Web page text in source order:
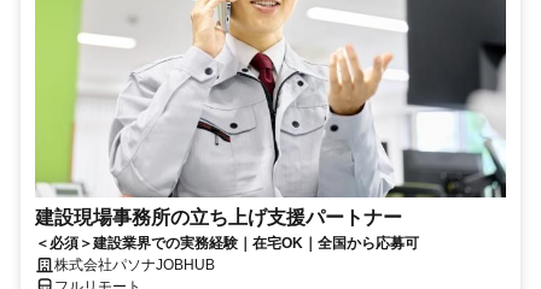
建設現場事務所の立ち上げ支援パートナー
＜必須＞建設業界での実務経験｜在宅OK｜全国から応募可
株式会社パソナJOBHUB